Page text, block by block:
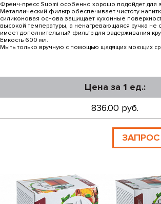
Френч-пресс Suomi особенно хорошо подойдет для
Металлический фильтр обеспечивает чистоту
силиконовая основа защищает кухонные
высокой температуры, а ненагревающаяся ручка не
имеет дополнительный фильтр для задерживания
Емкость 600 мл.
Мыть только вручную с помощью щадящих моющих
Цена за 1 ед.:
836.00 руб.